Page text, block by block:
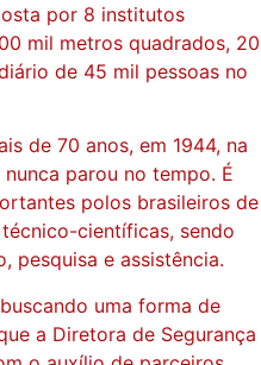
por 8 institutos
mil metros quadrados, 20
de 45 mil pessoas no
de 70 anos, em 1944, na
parou no tempo. É
polos brasileiros de
científicas, sendo
pesquisa e assistência.
uma forma de
a Diretora de Segurança